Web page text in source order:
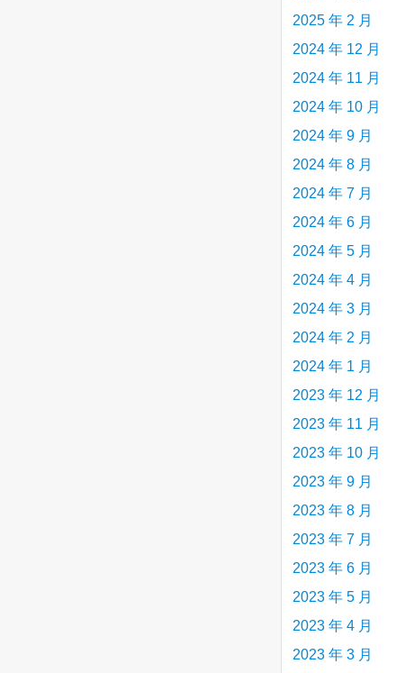
2025 年 2 月
2024 年 12 月
2024 年 11 月
2024 年 10 月
2024 年 9 月
2024 年 8 月
2024 年 7 月
2024 年 6 月
2024 年 5 月
2024 年 4 月
2024 年 3 月
2024 年 2 月
2024 年 1 月
2023 年 12 月
2023 年 11 月
2023 年 10 月
2023 年 9 月
2023 年 8 月
2023 年 7 月
2023 年 6 月
2023 年 5 月
2023 年 4 月
2023 年 3 月